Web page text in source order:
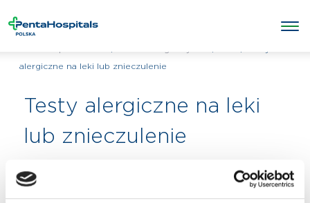
alergiczne na leki lub znieczulenie
Testy alergiczne na leki
lub znieczulenie